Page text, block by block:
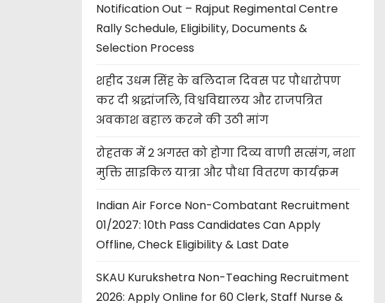
Notification Out – Rajput Regimental Centre
Rally Schedule, Eligibility, Documents &
Selection Process
शहीद उधम सिंह के बलिदान दिवस पर पौधारोपण
कर दी श्रद्धांजलि, विश्वविद्यालय और राजपत्रित
अवकाश बहाल करने की उठी मांग
रोहतक में 2 अगस्त को होगा दिव्य वाणी सत्संग, नशा
मुक्ति साइकिल यात्रा और पौधा वितरण कार्यक्रम
Indian Air Force Non-Combatant Recruitment
01/2027: 10th Pass Candidates Can Apply
Offline, Check Eligibility & Last Date
SKAU Kurukshetra Non-Teaching Recruitment
2026: Apply Online for 60 Clerk, Staff Nurse &